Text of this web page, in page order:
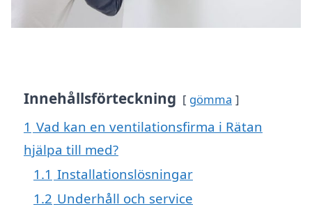
Innehållsförteckning gömma
1 Vad kan en ventilationsfirma i Rätan
hjälpa till med?
1.1 Installationslösningar
1.2 Underhåll och service